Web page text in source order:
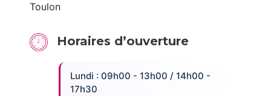
Toulon
Horaires d’ouverture
Lundi : 09h00 - 13h00 / 14h00 -
17h30